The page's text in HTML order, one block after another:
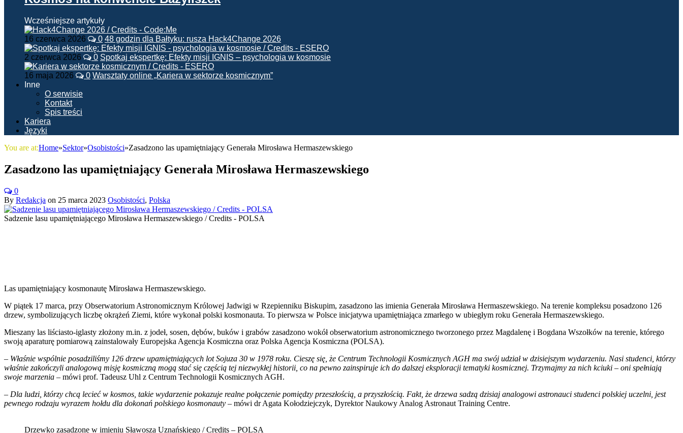
Wcześniejsze artykuły
16 czerwca 2026 0 48 godzin dla Bałtyku: rusza Hack4Change 2026
2 czerwca 2026 0 Spotkaj ekspertkę: Efekty misji IGNIS – psychologia w kosmosie
16 maja 2026 0 Warsztaty online „Kariera w sektorze kosmicznym”
Inne
O serwisie
Kontakt
Spis treści
Kariera
Języki
You are at:Home»Sektor»Osobistości»Zasadzono las upamiętniający Generała Mirosława Hermaszewskiego
Zasadzono las upamiętniający Generała Mirosława Hermaszewskiego
0
By Redakcja on 25 marca 2023 Osobistości, Polska
Sadzenie lasu upamiętniającego Mirosława Hermaszewskiego / Credits - POLSA
Las upamiętniający kosmonautę Mirosława Hermaszewskiego.
W piątek 17 marca, przy Obserwatorium Astronomicznym Królowej Jadwigi w Rzepienniku Biskupim, zasadzono las imienia Generała Mirosława Hermaszewskiego. Na terenie kompleksu posadzono 126
drzew, symbolizujących liczbę okrążeń Ziemi, które wykonał polski kosmonauta. To pierwsza w Polsce inicjatywa upamiętniająca zmarłego w ubiegłym roku Generała Hermaszewskiego.
Mieszany las liściasto-iglasty złożony m.in. z jodeł, sosen, dębów, buków i grabów zasadzono wokół obserwatorium astronomicznego tworzonego przez Magdalenę i Bogdana Wszołków na terenie, którego
swoją aparaturę pomiarową zainstalowały Europejska Agencja Kosmiczna oraz Polska Agencja Kosmiczna (POLSA).
– Właśnie wspólnie posadziliśmy 126 drzew upamiętniających lot Sojuza 30 w 1978 roku. Cieszę się, że Centrum Technologii Kosmicznych AGH ma swój udział w dzisiejszym wydarzeniu. Nasi studenci, którzy
właśnie zakończyli analogową misję kosmiczną mogą stać się częścią tej niezwykłej historii, co na pewno zainspiruje ich do dalszej eksploracji tematyki kosmicznej. Trzymajmy za nich kciuki – oni spełniają
swoje marzenia – mówi prof. Tadeusz Uhl z Centrum Technologii Kosmicznych AGH.
– Dla ludzi, którzy chcą lecieć w kosmos, takie wydarzenie pokazuje realne połączenie pomiędzy przeszłością, a przyszłością. Fakt, że drzewa sadzą dzisiaj analogowi astronauci studenci polskiej uczelni, jest
pewnego rodzaju wyrazem hołdu dla dokonań polskiego kosmonauty – mówi dr Agata Kołodziejczyk, Dyrektor Naukowy Analog Astronaut Training Centre.
Drzewko zasadzone w imieniu Sławosza Uznańskiego / Credits – POLSA